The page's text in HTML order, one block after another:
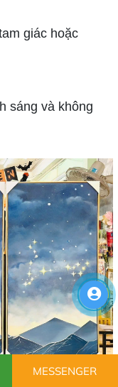
giác hoặc
sáng và không
MESSENGER